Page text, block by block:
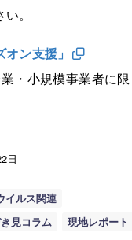
。
ン支援」
・小規模事業者に
日
イルス関連
見コラム
現地レポート